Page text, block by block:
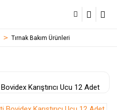
Tırnak Bakım Ürünleri